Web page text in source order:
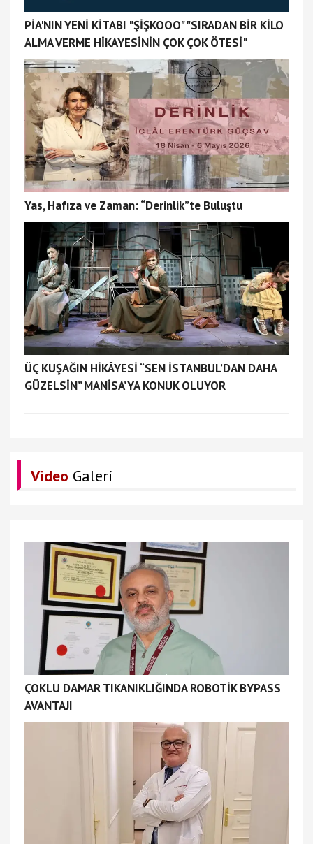
PİA'NIN YENİ KİTABI "ŞİŞKOOO" "SIRADAN BİR KİLO
ALMA VERME HİKAYESİNİN ÇOK ÇOK ÖTESİ"
Yas, Hafıza ve Zaman: “Derinlik”te Buluştu
ÜÇ KUŞAĞIN HİKÂYESİ “SEN İSTANBUL’DAN DAHA
GÜZELSİN” MANİSA’YA KONUK OLUYOR
Video Galeri
ÇOKLU DAMAR TIKANIKLIĞINDA ROBOTİK BYPASS
AVANTAJI